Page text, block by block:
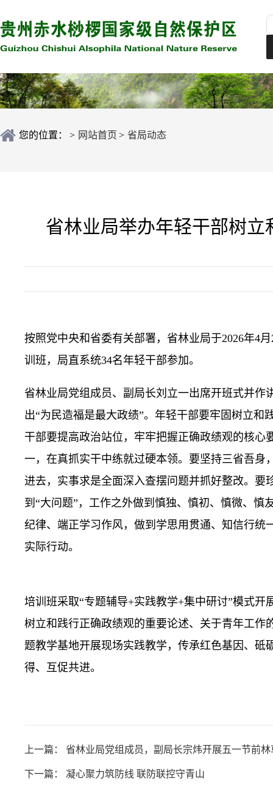
您的位置： > 网站首页 > 省局动态
省林业局举办年轻干部树立
按照党中央和省委有关部署，省林业局于2026年4
训班，局直系统34名年轻干部参加。
省林业局党组成员、副局长刘立一出席开班式并
出“为民造福是最大政绩”。年轻干部要牢固树立
干部要提高政治站位，牢牢把握正确政绩观的核
一，在真抓实干中练就过硬本领。要坚持三省吾身
进去，实事求是全面深入查摆问题并抓好整改。要
到“大问题”，工作之外做到慎独、慎初、慎微、
纪律、端正学习作风，做到学思用贯通、知信行统
实际行动。
培训班采取“专题辅导+实践教学+集中研讨”模式
树立和践行正确政绩观的重要论述、关于青年工
题教学基地开展现场实践教学，传承红色基因、
得、互促共进。
上一篇： 省林业局党组成员，副局长宗炜开展五一节前
下一篇： 凝心聚力筑防线 联防联控守青山